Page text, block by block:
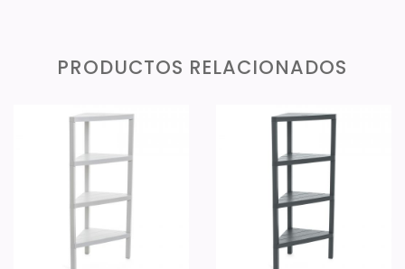
PRODUCTOS RELACIONADOS